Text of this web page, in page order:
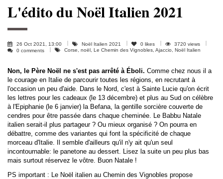
L'édito du Noël Italien 2021
26 Oct 2021, 13:00 Noël Italien 2021 0 likes
3720 views
0 comments
Corse, noël, Le Chemin des Vignobles, Ajaccio, Noël Italien
Non, le Père Noël ne s'est pas arrêté à Éboli. Comme chez nous il a
le courage en Italie de parcourir toutes les régions, en recrutant à
l'occasion un peu d'aide. Dans le Nord, c'est à Sainte Lucie qu'on écrit
les lettres pour les cadeaux (le 13 décembre) et plus au Sud on célèbre
à l'Epiphanie (le 6 janvier) la Befana, la gentille sorcière couverte de
cendres pour être passée dans chaque cheminée. Le Babbu Natale
italien serait-il plus partageur ? Ou mieux organisé ? On pourra en
débattre, comme des variantes qui font la spécificité de chaque
morceau d'Italie. Il semble d'ailleurs qu'il n'y ait qu'un seul
incontournable: le panetone au dessert. Lisez la suite un peu plus bas
mais surtout réservez le vôtre. Buon Natale !
PS important : Le Noël italien au Chemin des Vignobles propose